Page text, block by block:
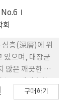
killing
In the
and the
were the
5 min to
current
with as
and they
monitoring
aflatoxin
criteria,
for other
층(深層)에 위
있으며, 대장균
않은 깨끗한 해
이용하기 위한
구매하기